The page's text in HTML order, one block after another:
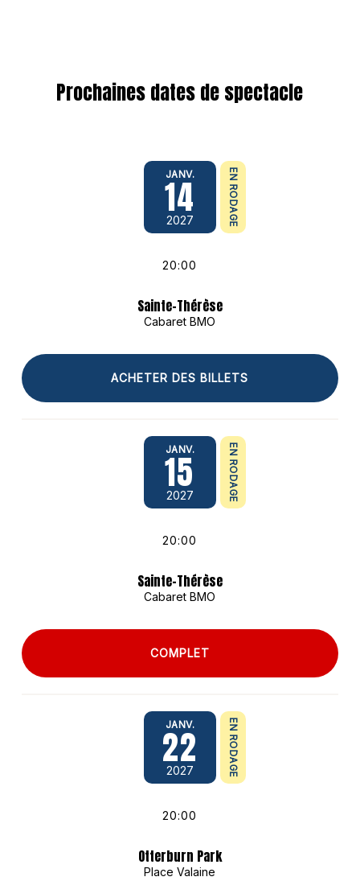
Prochaines dates de spectacle
EN RODAGE
JANV.
14
2027
20:00
Sainte-Thérèse
Cabaret BMO
ACHETER DES BILLETS
EN RODAGE
JANV.
15
2027
20:00
Sainte-Thérèse
Cabaret BMO
COMPLET
EN RODAGE
JANV.
22
2027
20:00
Otterburn Park
Place Valaine